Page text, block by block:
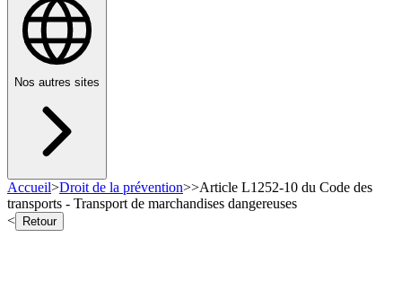
Nos autres sites
Accueil>Droit de la prévention>>Article L1252-10 du Code des
transports - Transport de marchandises dangereuses
<
Retour